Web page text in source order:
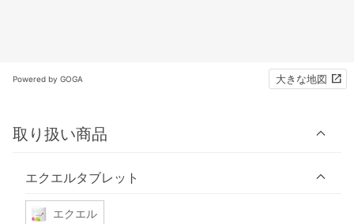
Powered by GOGA 大きな地図
取り扱い商品
エクエルタブレット
エクエル